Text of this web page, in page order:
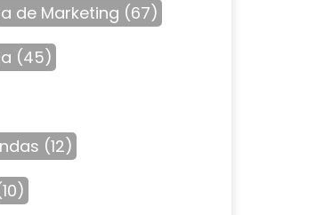
de Marketing (67)
(45)
(12)